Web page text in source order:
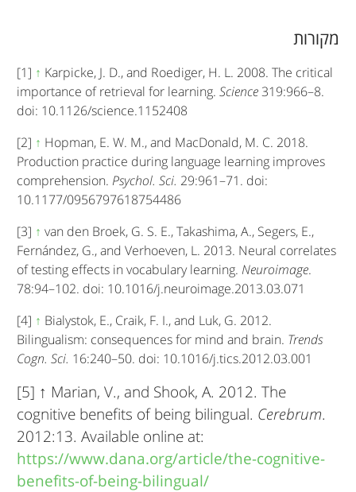
מקורות
[1] ↑ Karpicke, J. D., and Roediger, H. L. 2008. The critical
importance of retrieval for learning.Science319:966–8.
doi: 10.1126/science.1152408
[2] ↑ Hopman, E. W. M., and MacDonald, M. C. 2018.
Production practice during language learning improves
comprehension.Psychol. Sci. 29:961–71. doi:
10.1177/0956797618754486
[3] ↑ van den Broek, G. S. E., Takashima, A., Segers, E.,
Fernández, G., and Verhoeven, L. 2013. Neural correlates
of testing effects in vocabulary learning.Neuroimage.
78:94–102. doi: 10.1016/j.neuroimage.2013.03.071
[4] ↑ Bialystok, E., Craik, F. I., and Luk, G. 2012.
Bilingualism: consequences for mind and brain.Trends
Cogn. Sci. 16:240–50. doi: 10.1016/j.tics.2012.03.001
[5] ↑ Marian, V., and Shook, A. 2012. The
cognitive benefits of being bilingual.Cerebrum.
2012:13. Available online at:
https://www.dana.org/article/the-cognitive-
benefits-of-being-bilingual/